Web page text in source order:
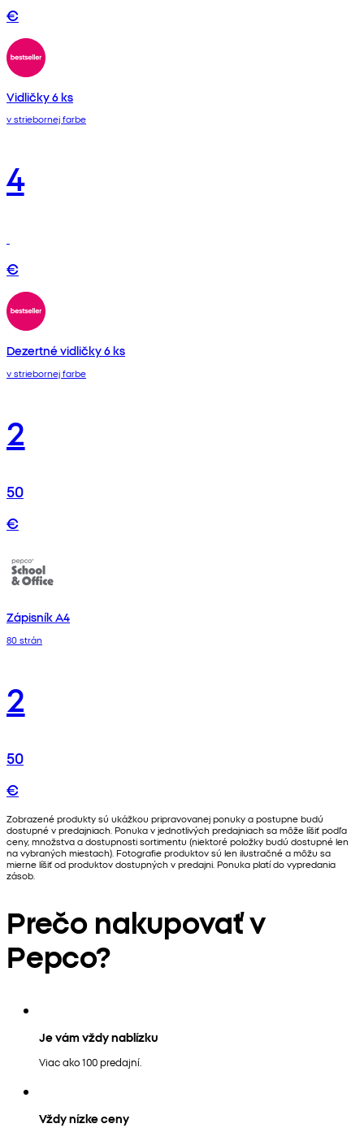
€
Vidličky 6 ks
v striebornej farbe
4
€
Dezertné vidličky 6 ks
v striebornej farbe
2
50
€
Zápisník A4
80 strán
2
50
€
Zobrazené produkty sú ukážkou pripravovanej ponuky a postupne budú
dostupné v predajniach. Ponuka v jednotlivých predajniach sa môže líšiť podľa
ceny, množstva a dostupnosti sortimentu (niektoré položky budú dostupné len
na vybraných miestach). Fotografie produktov sú len ilustračné a môžu sa
mierne líšiť od produktov dostupných v predajni. Ponuka platí do vypredania
zásob.
Prečo nakupovať v
Pepco?
Je vám vždy nablízku
Viac ako 100 predajní.
Vždy nízke ceny